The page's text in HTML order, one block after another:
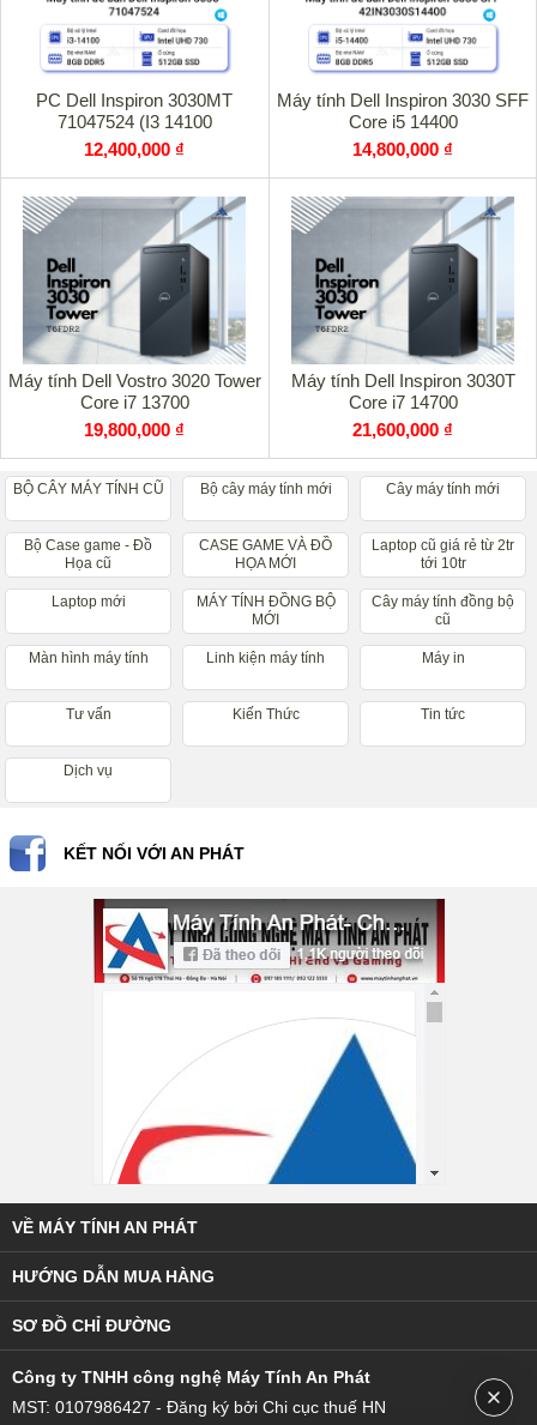
PC Dell Inspiron 3030MT
71047524 (I3 14100
12,400,000 ₫
Máy tính Dell Inspiron 3030 SFF
Core i5 14400
14,800,000 ₫
Máy tính Dell Vostro 3020 Tower
Core i7 13700
19,800,000 ₫
Máy tính Dell Inspiron 3030T
Core i7 14700
21,600,000 ₫
BỘ CÂY MÁY TÍNH CŨ Bộ cây máy tính mới Cây máy tính mới
Bộ Case game - Đồ
Họa cũ
CASE GAME VÀ ĐỒ
HỌA MỚI
Laptop cũ giá rẻ từ 2tr
tới 10tr
Laptop mới
MÁY TÍNH ĐỒNG BỘ
MỚI
Cây máy tính đồng bộ
cũ
Màn hình máy tính Linh kiện máy tính Máy in
Tư vấn Kiến Thức Tin tức
Dịch vụ
KẾT NỐI VỚI AN PHÁT
VỀ MÁY TÍNH AN PHÁT
HƯỚNG DẪN MUA HÀNG
SƠ ĐỒ CHỈ ĐƯỜNG
Công ty TNHH công nghệ Máy Tính An Phát
MST: 0107986427 - Đăng ký bởi Chi cục thuế HN